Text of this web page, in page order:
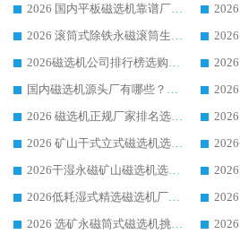
2026 国内平板磁选机靠谱厂家排名 行业实测口碑设备按需选购全指南
2026 滚筒式除铁永磁滚筒生产厂家推荐排名|行业口碑选购指南，领域强者源头厂商精选
2026磁选机公司排行榜选购指南|正规源头厂家推荐，领域强者高性价比靠谱信赖品牌
国内磁选机源头厂有哪些？2026 综合实力排名与采购避坑技巧
2026 磁选机正规厂家排名选购指南|行业口碑信赖品牌推荐性价比高靠谱磁电企业
2026 矿山干式立式磁选机选型攻略 梳理深耕磁电装备多年靠谱生产厂商
2026干湿永磁矿山磁选机选型攻略 优质生产厂家排名 选矿领域高口碑品牌推荐指南
2026低耗湿式精​选磁选机厂家怎么选?湿式精选磁选机供应商，行业认可度较高生产厂家华体会手机网页版-华体会(中国) 全面解析
2026 选矿永磁筒式磁选机挑选干货：华体会手机网页版-华体会(中国) 源头厂，绿色高效实力出众